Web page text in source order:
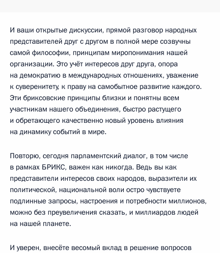
И ваши открытые дискуссии, прямой разговор народных
представителей друг с другом в полной мере созвучны
самой философии, принципам миропонимания нашей
организации. Это учёт интересов друг друга, опора
на демократию в международных отношениях, уважение
к суверенитету, к праву на самобытное развитие каждого.
Эти бриксовские принципы близки и понятны всем
участникам нашего объединения, быстро растущего
и обретающего качественно новый уровень влияния
на динамику событий в мире.
Повторю, сегодня парламентский диалог, в том числе
в рамках БРИКС, важен как никогда. Ведь вы как
представители интересов своих народов, выразители их
политической, национальной воли остро чувствуете
подлинные запросы, настроения и потребности миллионов,
можно без преувеличения сказать, и миллиардов людей
на нашей планете.
И уверен, внесёте весомый вклад в решение вопросов